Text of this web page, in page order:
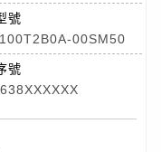
號
00SM50
號